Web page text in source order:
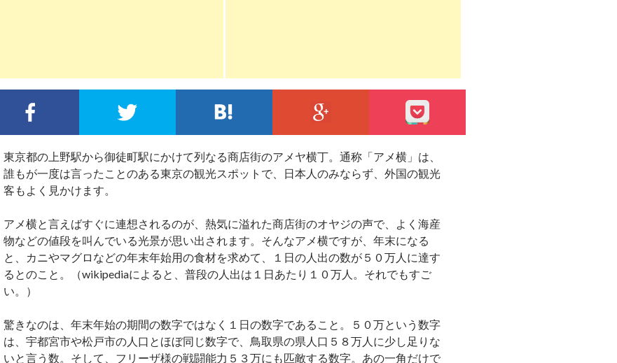
FACEBOOKでシェア TWITTERでシェア このエントリーをはてなブックマークに追加
GOOGLE+
東京都の上野駅から御徒町駅にかけて列なる商店街のアメヤ横丁。通称「アメ横」は、
誰もが一度は言ったことのある東京の観光スポットで、日本人のみならず、外国の観光
客もよく見かけます。
アメ横と言えばすぐに連想されるのが、熱気に溢れた商店街のオヤジの声で、よく海産
物などの値段を叫んでいる光景が思い出されます。そんなアメ横ですが、年末になる
と、カニやマグロなどの年末年始用の食材を求めて、１日の人出の数が５０万人に達す
るとのこと。（wikipediaによると、普段の人出は１日あたり１０万人。それでもすご
い。）
驚きなのは、年末年始の期間の数字ではなく１日の数字であること。５０万という数字
は、宇都宮市や松戸市の人口とほぼ同じ数字で、鳥取県の県人口５８万人に少し足りな
いと言う数。そして、フリーザ様の戦闘能力５３万にも匹敵する数字。あの一角だけで